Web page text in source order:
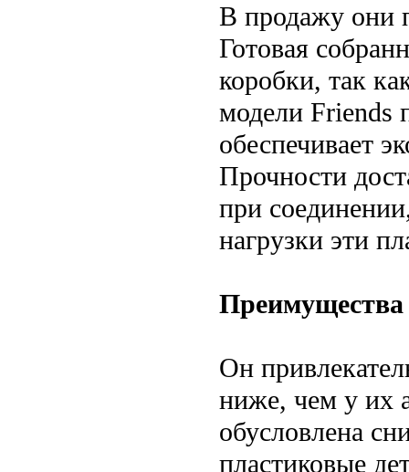
В продажу они
Готовая
коробки, так
модели Friends
обеспечивает
Прочности
при
нагрузки эти
Преимущества
Он
ниже, чем у их
обусловлена
пластиковые